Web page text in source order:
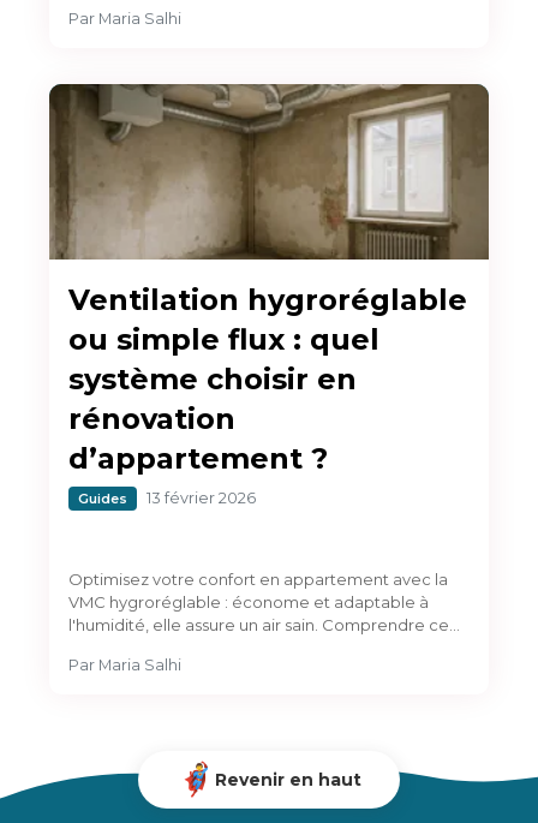
Par Maria Salhi
Ventilation hygroréglable
ou simple flux : quel
système choisir en
rénovation
d’appartement ?
Guides 13 février 2026
Optimisez votre confort en appartement avec la
VMC hygroréglable : économe et adaptable à
l'humidité, elle assure un air sain. Comprendre ce…
Par Maria Salhi
Revenir en haut